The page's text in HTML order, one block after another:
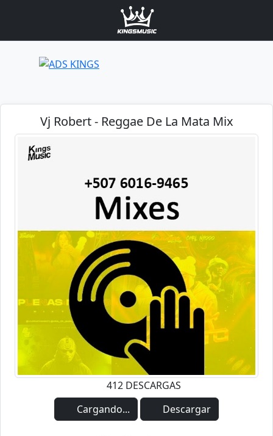
Vj Robert - Reggae De La Mata Mix
412 DESCARGAS
Cargando...
Descargar